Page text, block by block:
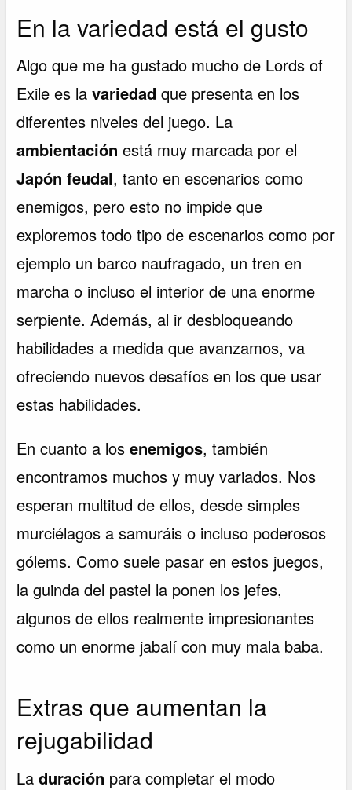
En la variedad está el gusto
Algo que me ha gustado mucho de Lords of
Exile es lavariedadque presenta en los
diferentes niveles del juego. La
ambientaciónestá muy marcada por el
Japón feudal, tanto en escenarios como
enemigos, pero esto no impide que
exploremos todo tipo de escenarios como por
ejemplo un barco naufragado, un tren en
marcha o incluso el interior de una enorme
serpiente. Además, al ir desbloqueando
habilidades a medida que avanzamos, va
ofreciendo nuevos desafíos en los que usar
estas habilidades.
En cuanto a losenemigos, también
encontramos muchos y muy variados. Nos
esperan multitud de ellos, desde simples
murciélagos a samuráis o incluso poderosos
gólems. Como suele pasar en estos juegos,
la guinda del pastel la ponen los jefes,
algunos de ellos realmente impresionantes
como un enorme jabalí con muy mala baba.
Extras que aumentan la
rejugabilidad
Laduración para completar el modo